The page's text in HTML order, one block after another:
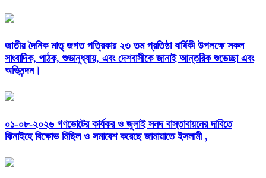
জাতীয় দৈনিক মাতৃ জগত পত্রিকার ২৩ তম প্রতিষ্ঠা বার্ষিকী উপলক্ষে সকল
সাংবাদিক, পাঠক, শুভানুধ্যায়, এবং দেশবাসীকে জানাই আন্তরিক শুভেচ্ছা এবং
অভিনন্দন।
০১-০৮-২০২৬ গণভোটের কার্যকর ও জুলাই সনদ বাস্তাবায়নের দাবিতে
ঝিনাইহে বিক্ষোভ মিছিল ও সমাবেশ করেছে জামায়াতে ইসলামী ,